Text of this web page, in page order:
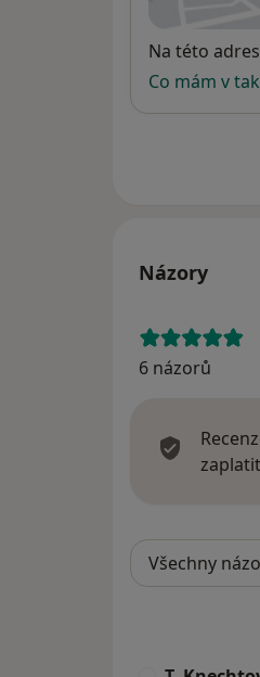
Případové
... a mnoho
Praxe
Intervenční
Doléčovací
Sociálně-
Vlastní
...moje práce,
otevřenost
Dostupnost
Na této
Co mám v
Názory
6 názorů